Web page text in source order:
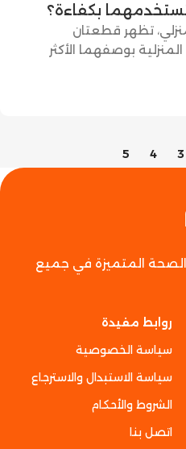
بكفاءة؟
تظهر قطعتان
بوصفهما الأكثر
3
4
5
المتميزة في جميع
روابط مفيدة
سياسة الخصوصية
سياسة الاستبدال والاسترجاع
الشروط والأحكام
اتصل بنا